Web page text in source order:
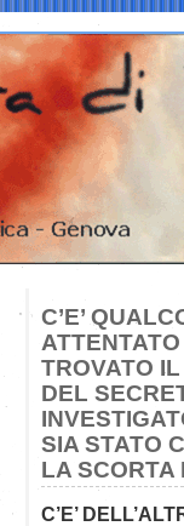
C’E’
TROVATO
DEL
SIA STATO
LA SCORTA
C’E’